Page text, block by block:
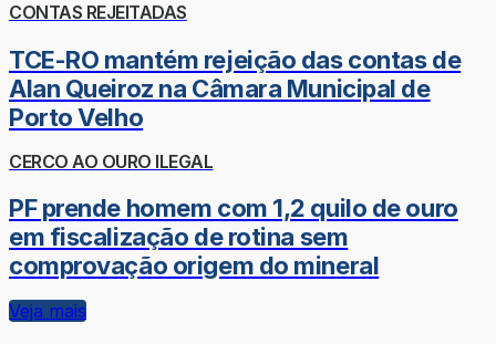
CONTAS REJEITADAS
TCE-RO mantém rejeição das contas de
Alan Queiroz na Câmara Municipal de
Porto Velho
CERCO AO OURO ILEGAL
PF prende homem com 1,2 quilo de ouro
em fiscalização de rotina sem
comprovação origem do mineral
Veja mais